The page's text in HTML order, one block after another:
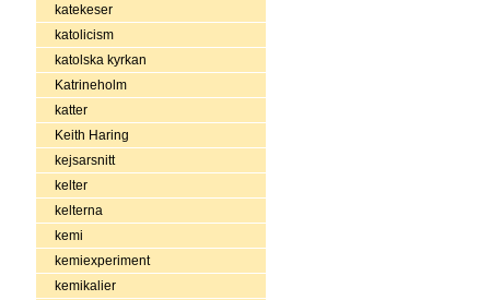
katekeser
katolicism
katolska kyrkan
Katrineholm
katter
Keith Haring
kejsarsnitt
kelter
kelterna
kemi
kemiexperiment
kemikalier